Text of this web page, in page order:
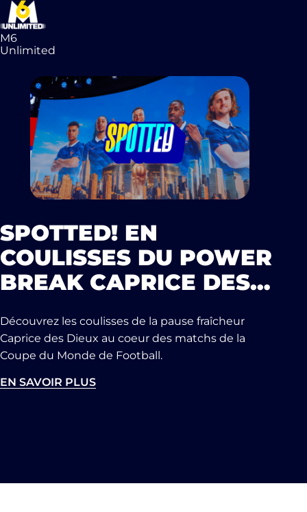
M6
Unlimited
SPOTTED! EN
COULISSES DU POWER
BREAK CAPRICE DES
DU MONDE DE LA FIFA
2026™
Découvrez les coulisses de la pause fraîcheur
Caprice des Dieux au coeur des matchs de la
Coupe du Monde de Football.
EN SAVOIR PLUS